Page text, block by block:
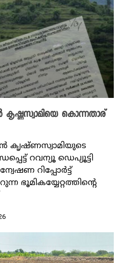
കൃഷ്ണസ്വാമിയെ കൊന്നതാര്
കൃഷ്ണസ്വാമിയുടെ
റവന്യൂ ഡെപ്യൂട്ടി
റിപ്പോർട്ട്
ഭൂമികയ്യേറ്റത്തിന്റെ